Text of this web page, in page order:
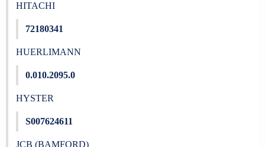
HITACHI
72180341
HUERLIMANN
0.010.2095.0
HYSTER
S007624611
JCB (BAMFORD)